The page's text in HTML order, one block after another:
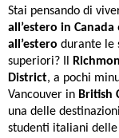
Stai pensando di
all’estero in Canada
all’estero durante le
superiori? Il
District, a pochi
Vancouver in British
una delle
studenti italiani